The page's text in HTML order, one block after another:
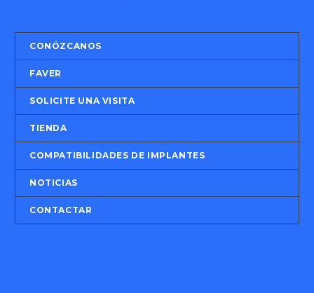
CONÓZCANOS
FAVER
SOLICITE UNA VISITA
TIENDA
COMPATIBILIDADES DE IMPLANTES
NOTICIAS
CONTACTAR